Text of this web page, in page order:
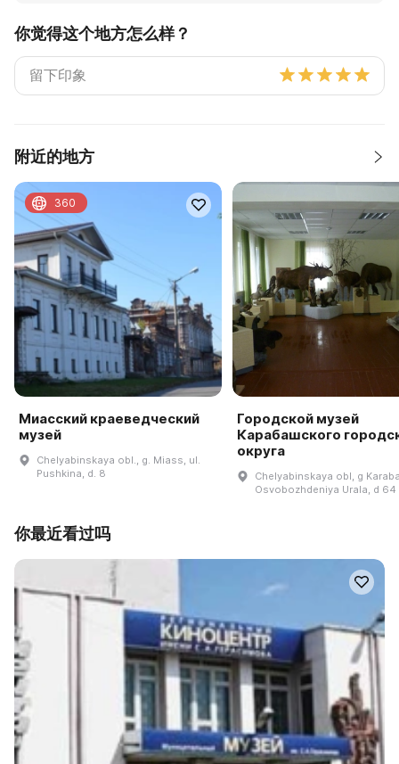
你觉得这个地方怎么样？
附近的地方
Миасский краеведческий
музей
Chelyabinskaya obl., g. Miass, ul.
Pushkina, d. 8
360
Городской музей
Карабашского
округа
Chelyabinskaya obl, g
Osvobozhdeniya Urala, d 64
你最近看过吗